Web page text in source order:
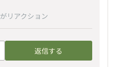
がリアクション
返信する